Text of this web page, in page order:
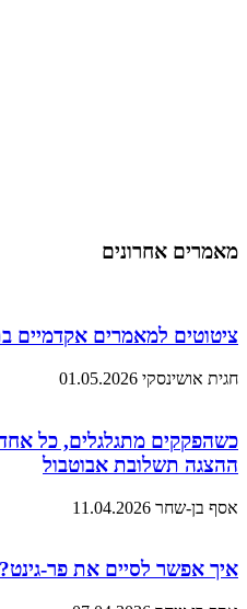
מאמרים אחרונים
ציטוטים למאמרים אקדמיים
חגית אושינסקי 01.05.2026
כשהפקקים מתגלגלים, כל
ההצגה תשלובת אבוטבול
אסף בן-שחר 11.04.2026
איך אפשר לסיים את פר-גינט?